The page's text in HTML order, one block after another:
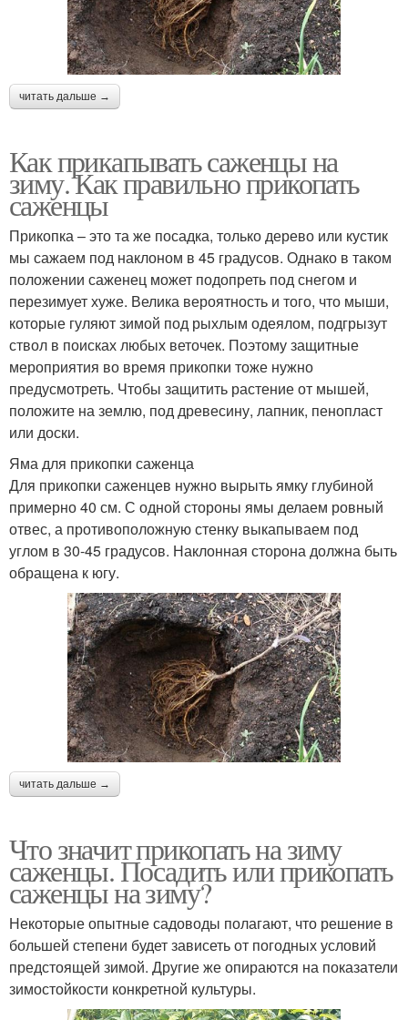
читать дальше →
Как прикапывать саженцы на
зиму. Как правильно прикопать
саженцы
Прикопка – это та же посадка, только дерево или кустик
мы сажаем под наклоном в 45 градусов. Однако в таком
положении саженец может подопреть под снегом и
перезимует хуже. Велика вероятность и того, что мыши,
которые гуляют зимой под рыхлым одеялом, подгрызут
ствол в поисках любых веточек. Поэтому защитные
мероприятия во время прикопки тоже нужно
предусмотреть. Чтобы защитить растение от мышей,
положите на землю, под древесину, лапник, пенопласт
или доски.
Яма для прикопки саженца
Для прикопки саженцев нужно вырыть ямку глубиной
примерно 40 см. С одной стороны ямы делаем ровный
отвес, а противоположную стенку выкапываем под
углом в 30-45 градусов. Наклонная сторона должна быть
обращена к югу.
читать дальше →
Что значит прикопать на зиму
саженцы. Посадить или прикопать
саженцы на зиму?
Некоторые опытные садоводы полагают, что решение в
большей степени будет зависеть от погодных условий
предстоящей зимой. Другие же опираются на показатели
зимостойкости конкретной культуры.